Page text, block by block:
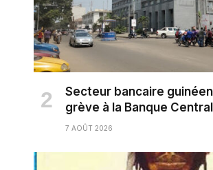
Secteur bancaire
grève à la Banque
7 AOÛT 2026